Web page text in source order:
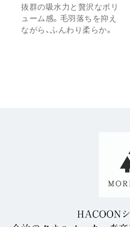
抜群の吸水力と贅沢なボリ
ューム感。毛羽落ちを抑え
ながら、ふんわり柔らか。